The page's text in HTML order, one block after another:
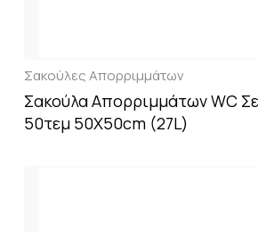
Σακούλες Απορριμμάτων
Σακούλα Απορριμμάτων WC
50τεμ 50X50cm (27L)